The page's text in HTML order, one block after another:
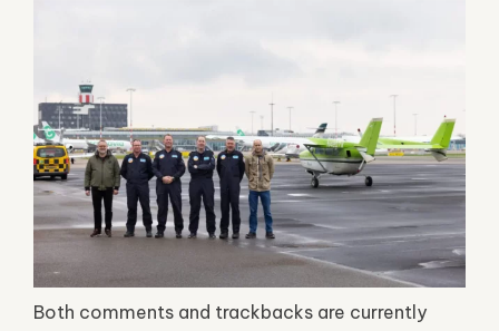
Both comments and trackbacks are currently